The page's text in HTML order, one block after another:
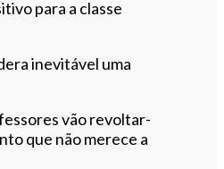
para a classe
inevitável uma
vão revoltar-
que não merece a